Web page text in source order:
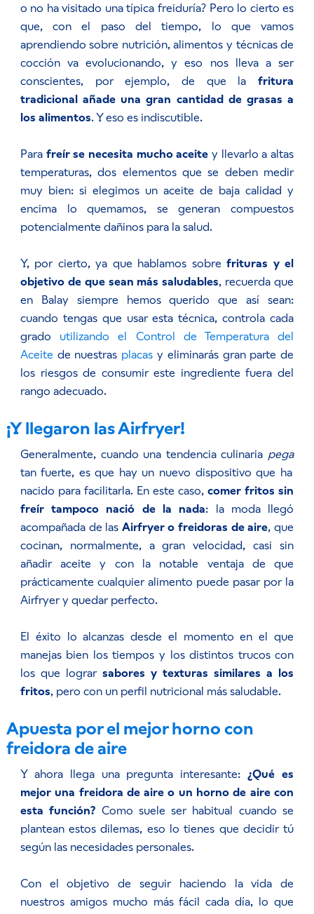
o no ha visitado una típica freiduría? Pero lo cierto es
que, con el paso del tiempo, lo que vamos
aprendiendo sobre nutrición, alimentos y técnicas de
cocción va evolucionando, y eso nos lleva a ser
conscientes, por ejemplo, de que lafritura
tradicional añade una gran cantidad de grasas a
los alimentos. Y eso es indiscutible.
Para freír se necesita mucho aceite y llevarlo a altas
temperaturas, dos elementos que se deben medir
muy bien: si elegimos un aceite de baja calidad y
encima lo quemamos, se generan compuestos
potencialmente dañinos para la salud.
Y, por cierto, ya que hablamos sobrefrituras y el
objetivo de que sean más saludables, recuerda que
en Balay siempre hemos querido que así sean:
cuando tengas que usar esta técnica, controla cada
grado utilizando el Control de Temperatura del
Aceite de nuestras placas y eliminarás gran parte de
los riesgos de consumir este ingrediente fuera del
rango adecuado.
¡Y llegaron las Airfryer!
Generalmente, cuando una tendencia culinaria pega
tan fuerte, es que hay un nuevo dispositivo que ha
nacido para facilitarla. En este caso,comer fritos sin
freír tampoco nació de la nada: la moda llegó
acompañada de las Airfryer o freidoras de aire, que
cocinan, normalmente, a gran velocidad, casi sin
añadir aceite y con la notable ventaja de que
prácticamente cualquier alimento puede pasar por la
Airfryer y quedar perfecto.
El éxito lo alcanzas desde el momento en el que
manejas bien los tiempos y los distintos trucos con
los que lograr sabores y texturas similares a los
fritos, pero con un perfil nutricional más saludable.
Apuesta por el mejor horno con
freidora de aire
Y ahora llega una pregunta interesante:¿Qué es
mejor una freidora de aire o un horno de aire con
esta función? Como suele ser habitual cuando se
plantean estos dilemas, eso lo tienes que decidir tú
según las necesidades personales.
Con el objetivo de seguir haciendo la vida de
nuestros amigos mucho más fácil cada día, lo que